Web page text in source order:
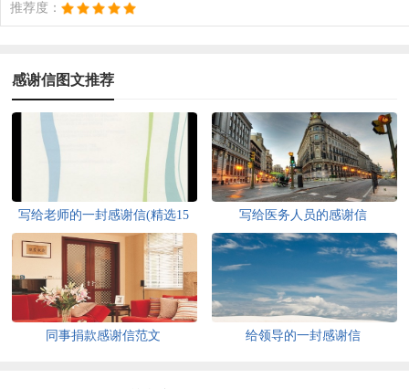
推荐度：
感谢信图文推荐
写给老师的一封感谢信(精选15
篇)
写给医务人员的感谢信
同事捐款感谢信范文 给领导的一封感谢信